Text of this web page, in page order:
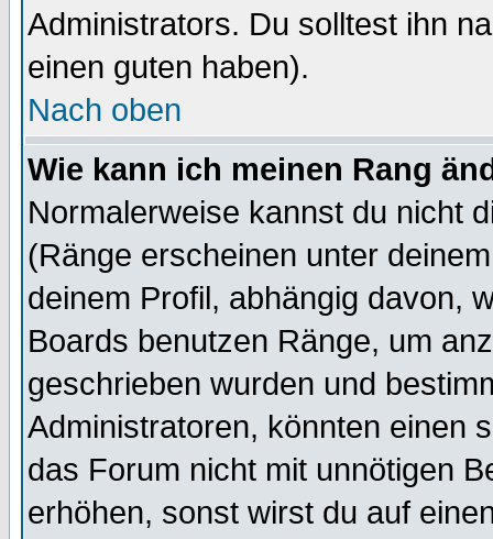
Administrators. Du solltest ihn
einen guten haben).
Nach oben
Wie kann ich meinen Rang
Normalerweise kannst du nicht
(Ränge erscheinen unter
deinem Profil, abhängig davon,
Boards benutzen Ränge, um
geschrieben wurden und
Administratoren, könnten einen
das Forum nicht mit unnötigen
erhöhen, sonst wirst du auf